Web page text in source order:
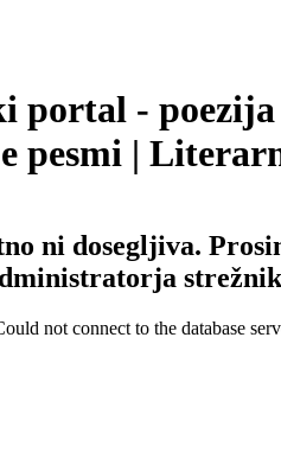
portal -
pesmi |
ni dosegljiva.
not connect to the database